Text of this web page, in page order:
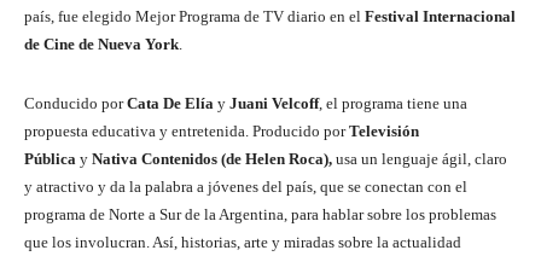
país, fue elegido Mejor Programa de TV diario en el Festival Internacional
de Cine de Nueva York.
Conducido porCata De Elía y Juani Velcoff, el programa tiene una
propuesta educativa y entretenida. Producido porTelevisión
Pública y Nativa Contenidos (de Helen Roca), usa un lenguaje ágil, claro
y atractivo y da la palabra a jóvenes del país, que se conectan con el
programa de Norte a Sur de la Argentina, para hablar sobre los problemas
que los involucran. Así, historias, arte y miradas sobre la actualidad